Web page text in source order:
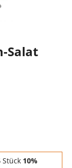
Salat
Stück 10%